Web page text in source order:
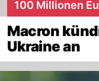
100 Millionen
Macron
Ukraine an